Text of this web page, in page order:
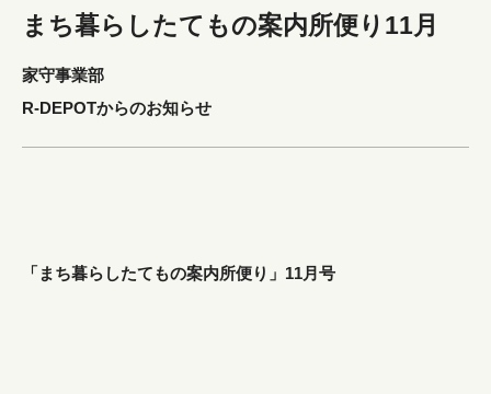
まち暮らしたてもの案内所便り11月
家守事業部
R-DEPOTからのお知らせ
「まち暮らしたてもの案内所便り」11月号